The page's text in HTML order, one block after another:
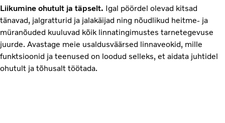
Teenused
KONTAKTID & ESINDUSED
Uudised
Meist
Kampaaniad
Liikumine ohutult ja täpselt. Igal pöördel olevad kitsad
tänavad, jalgratturid ja jalakäijad ning nõudlikud heitme- ja
müranõuded kuuluvad kõik linnatingimustes tarnetegevuse
juurde. Avastage meie usaldusväärsed linnaveokid, mille
funktsioonid ja teenused on loodud selleks, et aidata juhtidel
ohutult ja tõhusalt töötada.